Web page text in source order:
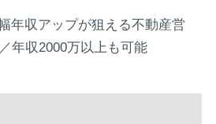
年収アップが狙える不動産営
年収2000万以上も可能